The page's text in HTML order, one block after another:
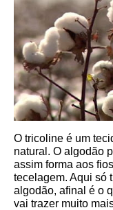
O tricoline é um
natural. O algodão
assim forma aos
tecelagem. Aqui só
algodão, afinal é o
vai trazer muito